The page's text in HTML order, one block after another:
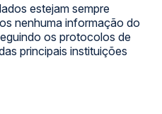
estejam sempre
nenhuma informação do
os protocolos de
principais instituições